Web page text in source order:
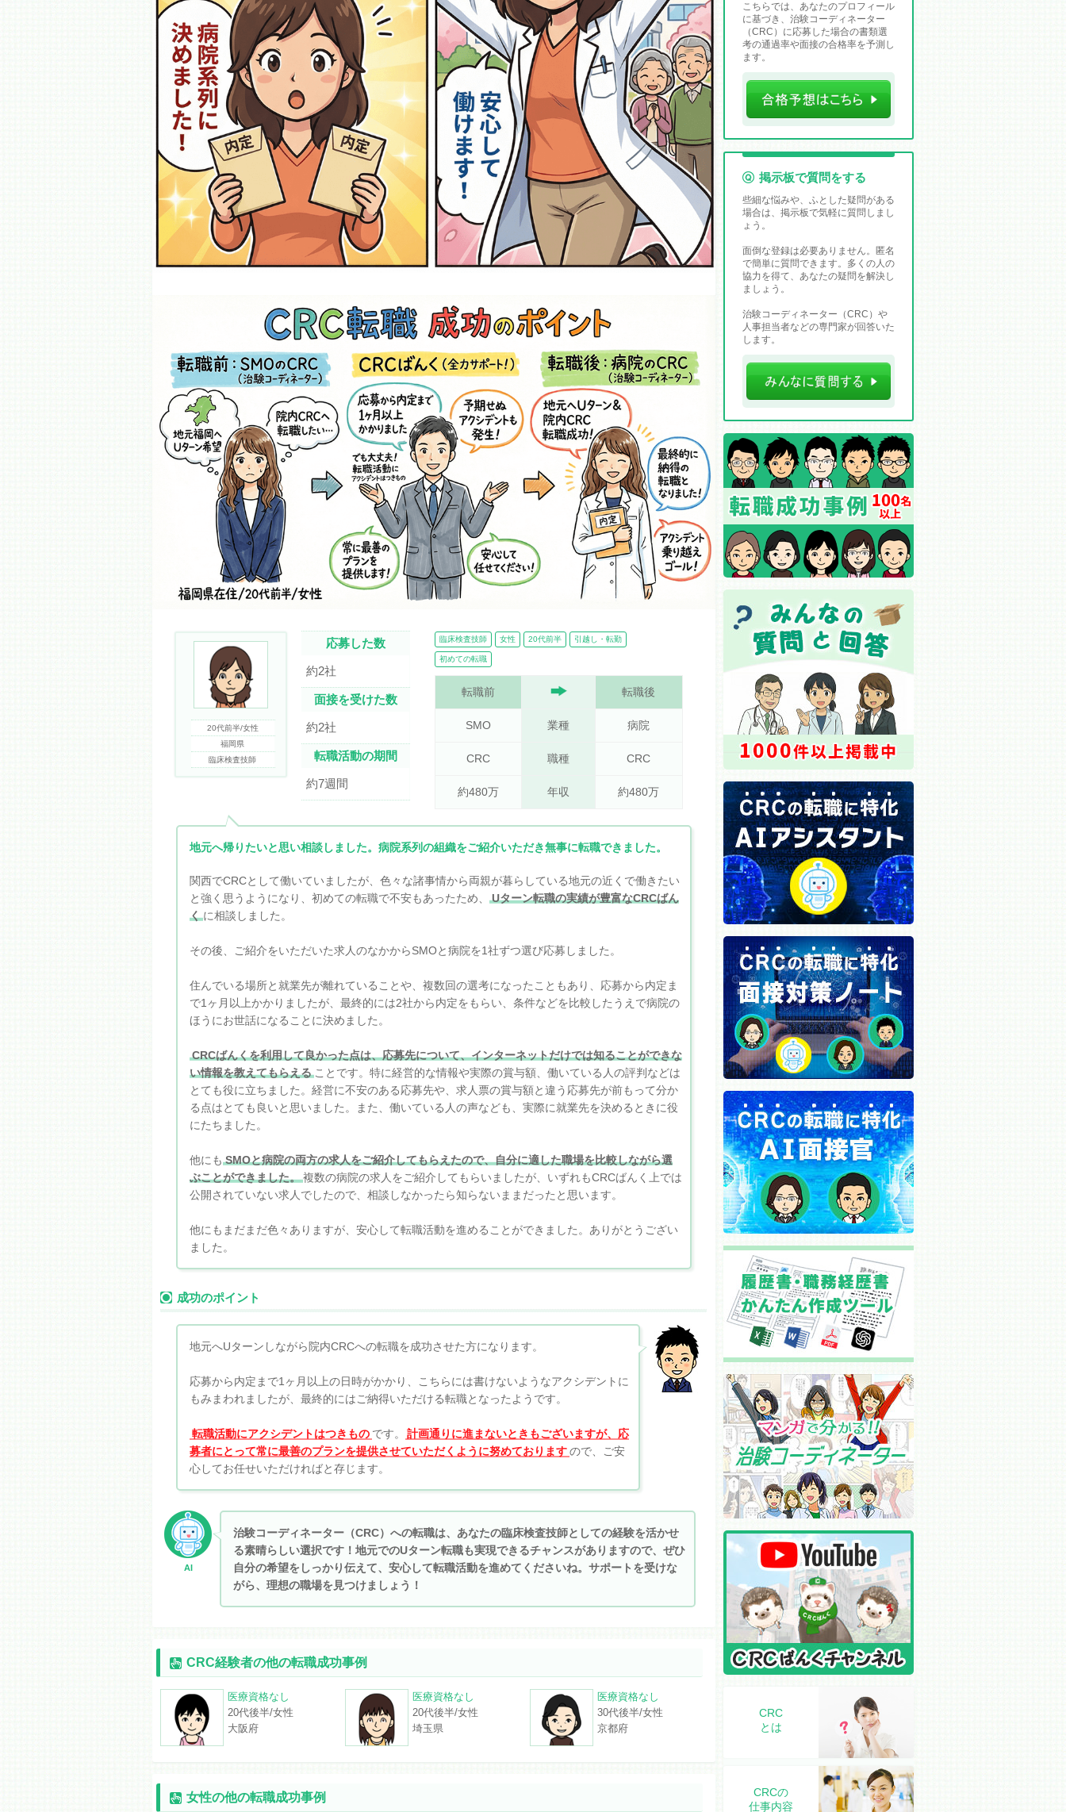
20代前半/女性
福岡県
臨床検査技師
応募した数
約2社
面接を受けた数
約2社
転職活動の期間
約7週間
臨床検査技師 女性 20代前半 引越し・転勤
初めての転職
転職前 転職後
SMO 業種 病院
CRC 職種 CRC
約480万 年収 約480万
地元へ帰りたいと思い相談しました。病院系列の組織をご紹介いただき無事に転職できました。
関西でCRCとして働いていましたが、色々な諸事情から両親が暮らしている地元の近くで働きたい
と強く思うようになり、初めての転職で不安もあったため、
Uターン転職の実績が豊富なCRCばん
くに相談しました。
その後、ご紹介をいただいた求人のなかからSMOと病院を1社ずつ選び応募しました。
住んでいる場所と就業先が離れていることや、複数回の選考になったこともあり、応募から内定ま
で1ヶ月以上かかりましたが、最終的には2社から内定をもらい、条件などを比較したうえで病院の
ほうにお世話になることに決めました。
CRCばんくを利用して良かった点は、応募先について、インターネットだけでは知ることができな
い情報を教えてもらえることです。特に経営的な情報や実際の賞与額、働いている人の評判などは
とても役に立ちました。経営に不安のある応募先や、求人票の賞与額と違う応募先が前もって分か
る点はとても良いと思いました。また、働いている人の声なども、実際に就業先を決めるときに役
にたちました。
他にも SMOと病院の両方の求人をご紹介してもらえたので、自分に適した職場を比較しながら選
ぶことができました。複数の病院の求人をご紹介してもらいましたが、いずれもCRCばんく上では
公開されていない求人でしたので、相談しなかったら知らないままだったと思います。
他にもまだまだ色々ありますが、安心して転職活動を進めることができました。ありがとうござい
ました。
成功のポイント
地元へUターンしながら院内CRCへの転職を成功させた方になります。
応募から内定まで1ヶ月以上の日時がかかり、こちらには書けないようなアクシデントに
もみまわれましたが、最終的にはご納得いただける転職となったようです。
転職活動にアクシデントはつきもの です。
計画通りに進まないときもございますが、応
募者にとって常に最善のプランを提供させていただくように努めておりますので、ご安
心してお任せいただければと存じます。
AI
治験コーディネーター（CRC）への転職は、あなたの臨床検査技師としての経験を活かせ
る素晴らしい選択です！地元でのUターン転職も実現できるチャンスがありますので、ぜひ
自分の希望をしっかり伝えて、安心して転職活動を進めてくださいね。サポートを受けな
がら、理想の職場を見つけましょう！
CRC経験者の他の転職成功事例
医療資格なし
20代後半/女性
大阪府
医療資格なし
20代後半/女性
埼玉県
医療資格なし
30代後半/女性
京都府
女性の他の転職成功事例
こちらでは、あなたのプロフィール
に基づき、治験コーディネーター
（CRC）に応募した場合の書類選
考の通過率や面接の合格率を予測し
ます。
掲示板で質問をする
些細な悩みや、ふとした疑問がある
場合は、掲示板で気軽に質問しまし
ょう。
面倒な登録は必要ありません。匿名
で簡単に質問できます。多くの人の
協力を得て、あなたの疑問を解決し
ましょう。
治験コーディネーター（CRC）や
人事担当者などの専門家が回答いた
します。
CRC
とは
CRCの
仕事内容